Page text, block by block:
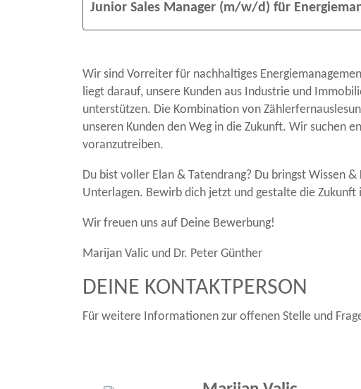
Junior Sales Manager (m/w/d) für
Wir sind Vorreiter für nachhaltiges
liegt darauf, unsere Kunden aus Industrie und
unterstützen. Die Kombination von
unseren Kunden den Weg in die Zukunft. Wir suchen
voranzutreiben.
Du bist voller Elan & Tatendrang? Du bringst Wissen
Unterlagen. Bewirb dich jetzt und gestalte die
Wir freuen uns auf Deine Bewerbung!
Marijan Valic und Dr. Peter Günther
DEINE KONTAKTPERSON
Für weitere Informationen zur offenen Stelle und